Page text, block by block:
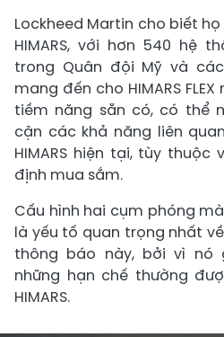
Lockheed Martin cho biết
HIMARS, với hơn 540 hệ
trong Quân đội Mỹ và
mang đến cho HIMARS
tiềm năng sẵn có, có thể
cận các khả năng liên
HIMARS hiện tại, tùy
định mua sắm.
Cấu hình hai cụm phóng mà
là yếu tố quan trọng nhất
thông báo này, bởi vì nó
những hạn chế thường
HIMARS.